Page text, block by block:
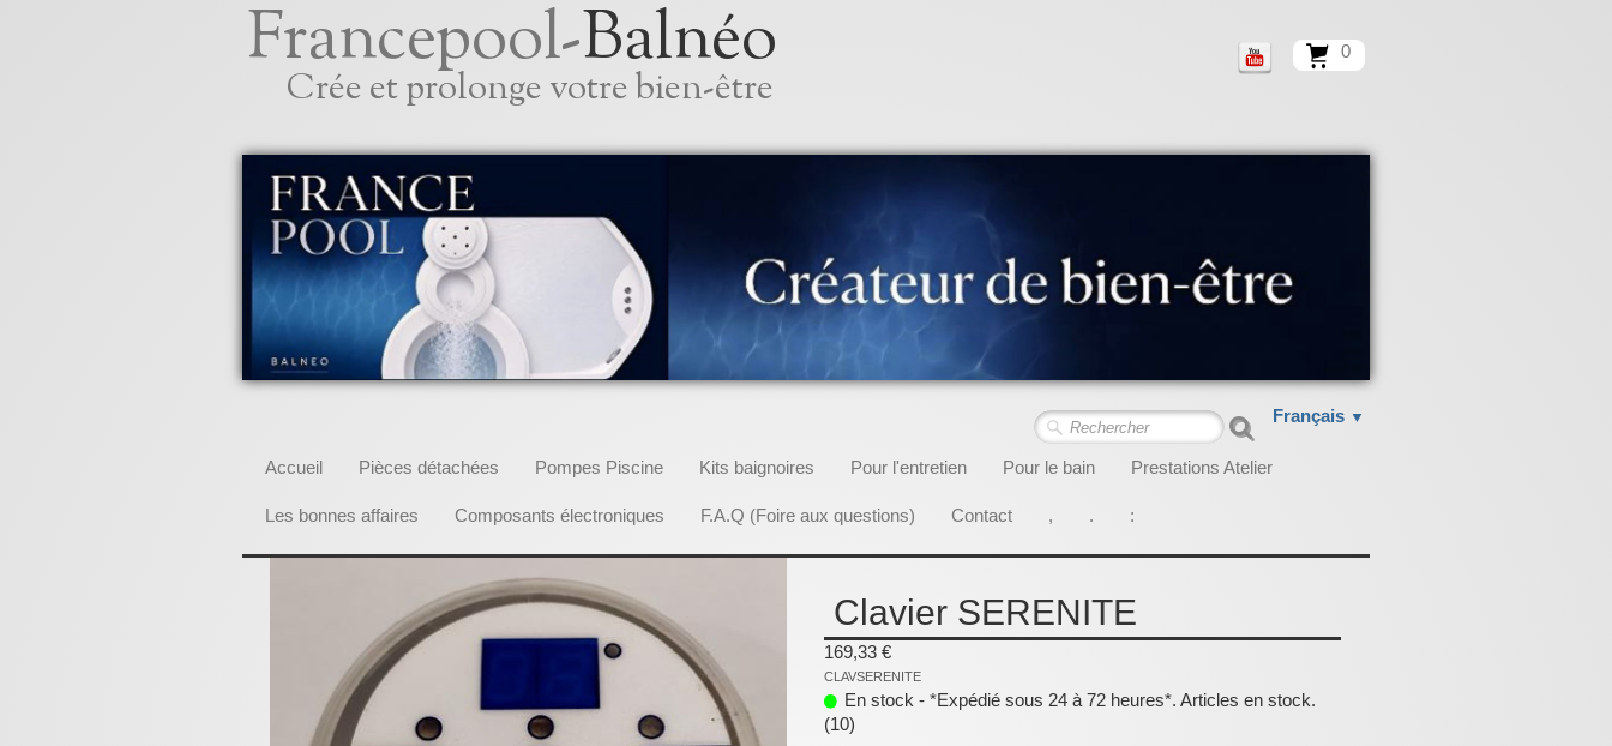
Francepool-Balnéo
Crée et prolonge votre bien-être
0
Français ▼
Accueil Pièces détachées Pompes Piscine Kits baignoires Pour l'entretien Pour le bain Prestations Atelier
Les bonnes affaires Composants électroniques F.A.Q (Foire aux questions) Contact , . :
Clavier SERENITE
169,33 €
CLAVSERENITE
En stock - *Expédié sous 24 à 72 heures*. Articles en stock.
(10)